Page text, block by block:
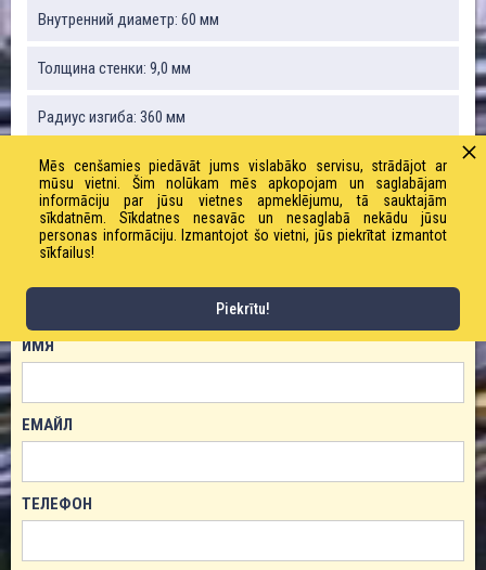
Внутренний диаметр: 60 мм
Толщина стенки: 9,0 мм
Радиус изгиба: 360 мм
Вес: 2560 г / м
Рабочее давление: 10,0 бар
ЗАКАЗАТЬ ТОВАР!
ИМЯ
ЕМАЙЛ
ТЕЛЕФОН
Mēs cenšamies piedāvāt jums vislabāko servisu, strādājot ar
mūsu vietni. Šim nolūkam mēs apkopojam un saglabājam
informāciju par jūsu vietnes apmeklējumu, tā sauktajām
sīkdatnēm. Sīkdatnes nesavāc un nesaglabā nekādu jūsu
personas informāciju. Izmantojot šo vietni, jūs piekrītat izmantot
sīkfailus!
Piekrītu!